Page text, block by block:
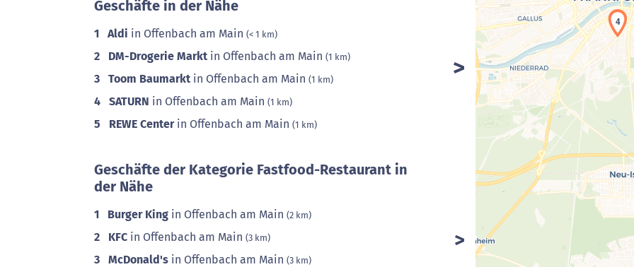
Geschäfte in der Nähe
1 Aldi in Offenbach am Main (< 1 km)
2 DM-Drogerie Markt in Offenbach am Main (1 km)
3 Toom Baumarkt in Offenbach am Main (1 km)
4 SATURN in Offenbach am Main (1 km)
5 REWE Centerin Offenbach am Main (1 km)
Geschäfte der Kategorie Fastfood-Restaurant in
der Nähe
1 Burger King in Offenbach am Main (2 km)
2 KFC in Offenbach am Main (3 km)
3 McDonald's in Offenbach am Main (3 km)
4